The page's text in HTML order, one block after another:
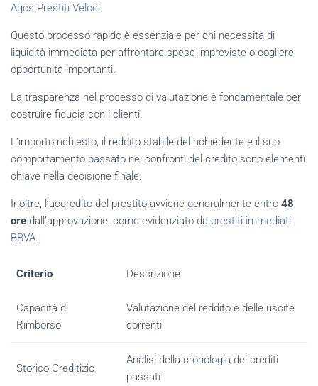
Agos Prestiti Veloci.
Questo processo rapido è essenziale per chi necessita di
liquidità immediata per affrontare spese impreviste o cogliere
opportunità importanti.
La trasparenza nel processo di valutazione è fondamentale per
costruire fiducia con i clienti.
L’importo richiesto, il reddito stabile del richiedente e il suo
comportamento passato nei confronti del credito sono elementi
chiave nella decisione finale.
Inoltre, l’accredito del prestito avviene generalmente entro 48
ore dall’approvazione, come evidenziato da prestiti immediati
BBVA.
Criterio Descrizione
Capacità di
Rimborso
Valutazione del reddito e delle uscite
correnti
Storico Creditizio
Analisi della cronologia dei crediti
passati